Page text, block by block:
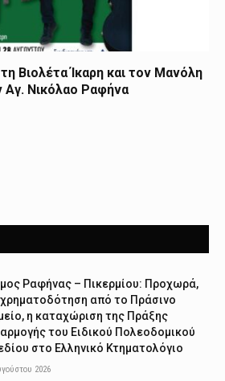
Βιολέτα Ίκαρη και τον Μανόλη
Αγ. Νικόλαο Ραφήνα
Ραφήνας – Πικερμίου: Προχωρά,
από το Πράσινο
η καταχώριση της Πράξης
του Ειδικού Πολεοδομικού
στο Ελληνικό Κτηματολόγιο
2026